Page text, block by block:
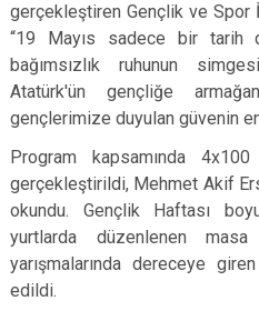
gerçekleştiren Gençlik ve Spor
“19 Mayıs sadece bir tarih
bağımsızlık ruhunun
Atatürk'ün gençliğe
gençlerimize duyulan güvenin
Program kapsamında
gerçekleştirildi, Mehmet Akif
okundu. Gençlik Haftası
yurtlarda düzenlenen
yarışmalarında dereceye
edildi.